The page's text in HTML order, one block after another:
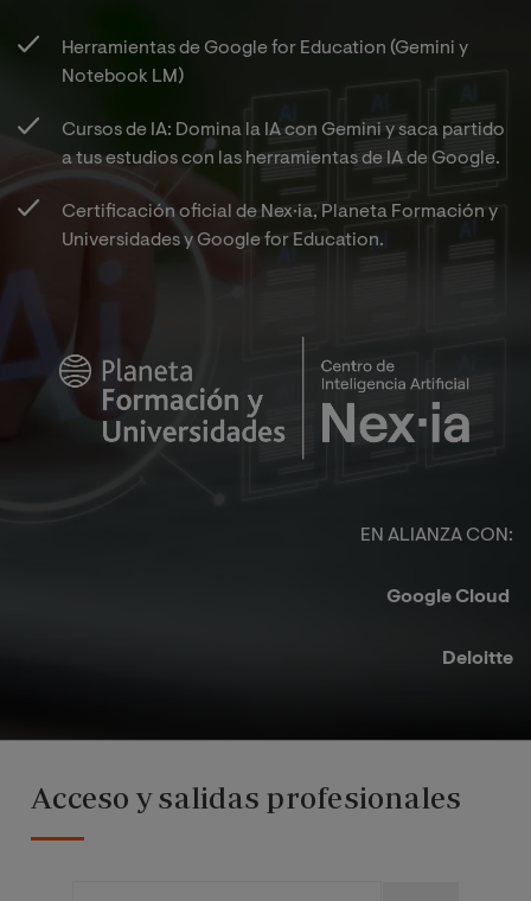
Herramientas de Google for Education (Gemini y
Notebook LM)​
Cursos de IA: Domina la IA con Gemini y saca partido
a tus estudios con las herramientas de IA de Google.​
Certificación oficial de Nex·ia, Planeta Formación y
Universidades y Google for Education.​
EN ALIANZA CON:​
Google Cloud ​
Deloitte​
Acceso y salidas profesionales